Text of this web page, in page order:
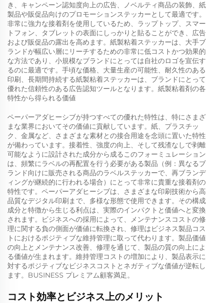
き、キャンペーン認知度向上の広告、ノベルティ商品の装飾、紙
製品や販促品向けのプロモーションステッカーとして最適です。
非常に強力な接着剤を使用しているため、ラップトップ、スマー
トフォン、タブレットの表面にしっかりと貼ることができ、広告
および販促品の露出を高めます。紙製粘着ステッカーは、大手ブ
ランドが幅広い層にリーチするための非常に低コストかつ効果的
な方法であり、小規模なブランドにとっては自社のロゴを宣伝す
るのに最適です。手頃な価格、大量生産の可能性、耐久性のある
印刷、長期間持続する紙製粘着ステッカーは、ブランドにとって
優れた信頼性のある広告認知ツールとなります。紙製粘着剤の各
特性から得られる価値
ペーパーアダヒーシブが持つすべての優れた特性は、特にさまざ
まな業界においてその価値に貢献しています。紙、プラスチッ
ク、金属など、さまざまな素材との接合用途を念頭に置いた特性
が備わっています。接着性、強度の向上、そして残渣なしで剥離
可能なように設計された成分から成るこのフォーミュレーション
は、頻繁にラベルの再配置を行う必要がある製品（例：異なるブ
ランド向けに販売される商品のラベルステッカーで、再ブランデ
ィングが継続的に行われる場合）にとって非常に貴重な接着剤の
特性です。ペーパーアダヒーシブは、さまざまな印刷技術から高
品質なデジタル印刷まで、多様な形態で使用できます。その構成
成分と特徴から生じる利点は、実際のインパクトと価値へと変換
されます。ビジネスへの採用によって、メンテナンスコストの修
理に関する負の側面が価値に転換され、修理はビジネス製品コス
トにおけるポジティブな維持管理に取って代わります。製品価値
の向上とメンテナンス改善、修理を通じて、製品の質の向上によ
る価値が生まれます。維持管理コストの増加により、製品表示に
対するポジティブなビジネスコストとネガティブな価値が逆転し
ます。BUSINESS プレミアム顧客満足。
コスト効率とビジネス上のメリット